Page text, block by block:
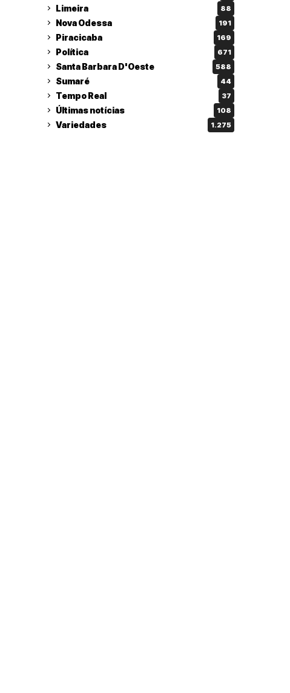
Limeira 88
Nova Odessa 191
Piracicaba 169
Política 671
Santa Barbara D'Oeste 588
Sumaré 44
Tempo Real 37
Últimas notícias 108
Variedades 1.275